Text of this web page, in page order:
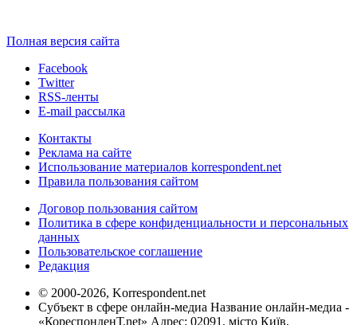
Полная версия сайта
Facebook
Twitter
RSS-ленты
E-mail рассылка
Контакты
Реклама на сайте
Использование материалов korrespondent.net
Правила пользования сайтом
Договор пользования сайтом
Политика в сфере конфиденциальности и персональных
данных
Пользовательское соглашение
Редакция
© 2000-2026, Korrespondent.net
Субъект в сфере онлайн-медиа Название онлайн-медиа -
«КореспонденТ.net» Адрес: 02091, місто Київ,